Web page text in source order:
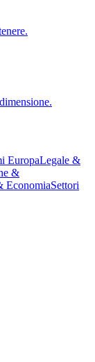
EuropaLegale &
&
EconomiaSettori